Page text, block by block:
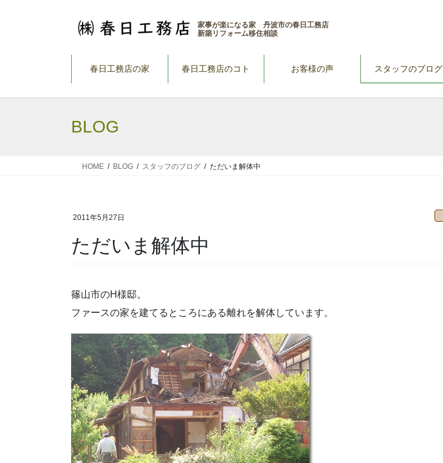
家事が楽になる家 丹波市の春日工務店
新築リフォーム移住相談
春日工務店の家 春日工務店のコト お客様の声 スタッフのブログ
BLOG
HOME BLOG スタッフのブログ ただいま解体中
2011年5月27日
ただいま解体中
篠山市のH様邸。
ファースの家を建てるところにある離れを解体しています。